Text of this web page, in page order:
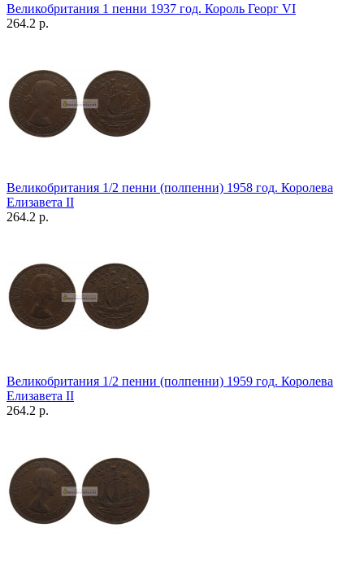
Великобритания 1 пенни 1937 год. Король Георг VI
264.2 р.
Великобритания 1/2 пенни (полпенни) 1958 год. Королева
Елизавета II
264.2 р.
Великобритания 1/2 пенни (полпенни) 1959 год. Королева
Елизавета II
264.2 р.